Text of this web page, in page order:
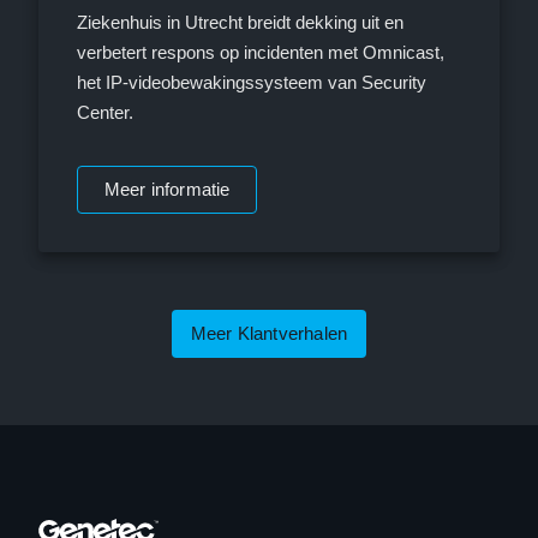
Ziekenhuis in Utrecht breidt dekking uit en
verbetert respons op incidenten met Omnicast,
het IP-videobewakingssysteem van Security
Center.
Meer informatie
Meer Klantverhalen